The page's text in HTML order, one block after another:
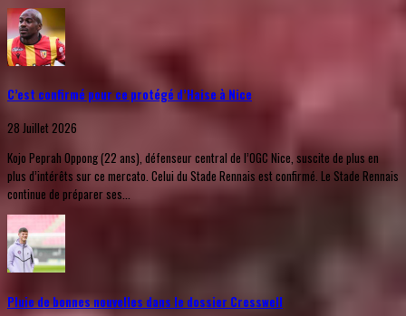
C’est confirmé pour ce protégé d’Haise à Nice
28 Juillet 2026
Kojo Peprah Oppong (22 ans), défenseur central de l’OGC Nice, suscite de plus en
plus d’intérêts sur ce mercato. Celui du Stade Rennais est confirmé. Le Stade Rennais
continue de préparer ses...
Pluie de bonnes nouvelles dans le dossier Cresswell